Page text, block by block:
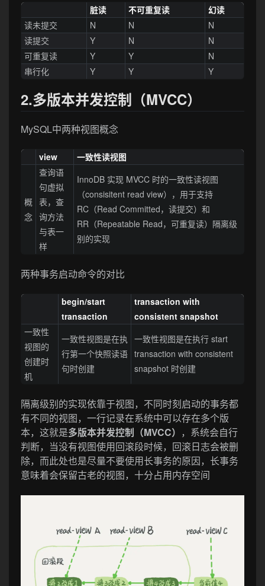
脏读 不可重复读
幻读
读未提交
N N
N
读提交
Y N
N
可重复读
Y Y
N
串行化
Y Y Y
2.多版本并发控制（MVCC）
MySQL中两种视图概念
view 一致性读视图
概
念
查询语
句虚拟
表，查
询方法
与表一
样
InnoDB 实现 MVCC 时的一致性读视图
（consisitent read view），用于支持
RC（Read Committed，读提交）和
RR（Repeatable Read，可重复读）隔离级
别的实现
两种事务启动命令的对比
begin/start
transaction
transaction with
consistent snapshot
一致性
视图的
创建时
机
一致性视图是在执
行第一个快照读语
句时创建
一致性视图是在执行 start
transaction with consistent
snapshot 时创建
隔离级别的实现依靠于视图，不同时刻启动的事务都
有不同的视图，一行记录在系统中可以存在多个版
本，这就是多版本并发控制（MVCC） ，系统会自行
判断，当没有视图使用回滚段时候，回滚日志会被删
除，而此处也是尽量不要使用长事务的原因，长事务
意味着会保留古老的视图，十分占用内存空间